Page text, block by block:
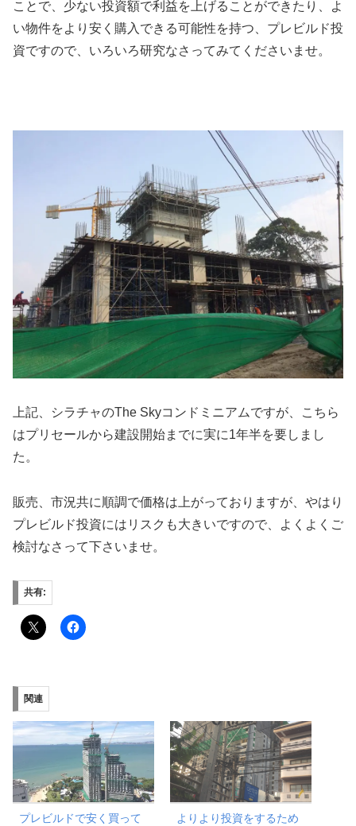
ことで、少ない投資額で利益を上げることができたり、よ
い物件をより安く購入できる可能性を持つ、プレビルド投
資ですので、いろいろ研究なさってみてくださいませ。
上記、シラチャのThe Skyコンドミニアムですが、こちら
はプリセールから建設開始までに実に1年半を要しまし
た。
販売、市況共に順調で価格は上がっておりますが、やはり
プレビルド投資にはリスクも大きいですので、よくよくご
検討なさって下さいませ。
共有:
関連
プレビルドで安く買って
よりより投資をするため